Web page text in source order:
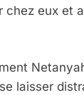
chez eux et
laisser